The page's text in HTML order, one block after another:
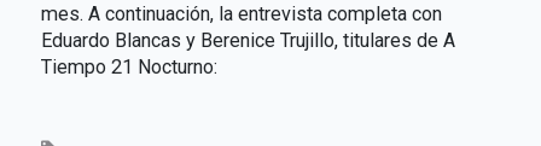
mes. A continuación, la entrevista completa con
Eduardo Blancas y Berenice Trujillo, titulares de A
Tiempo 21 Nocturno: